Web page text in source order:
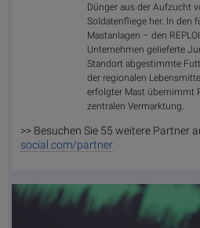
Dünger aus der Aufzucht
Soldatenfliege her. In den
Mastanlagen – den
Unternehmen gelieferte
Standort abgestimmte
der regionalen
erfolgter Mast übernimmt
zentralen Vermarktung.
>> Besuchen Sie 55 weitere Partner
social.com/partner